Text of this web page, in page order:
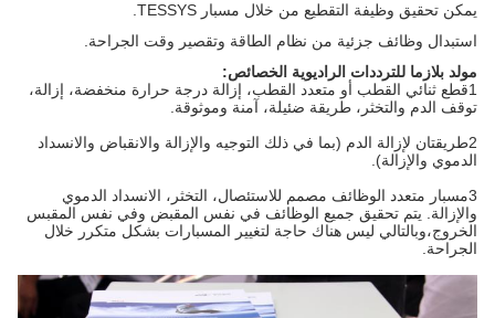
يمكن تحقيق وظيفة التقطيع من خلال مسبار TESSYS.
استبدال وظائف جزئية من نظام الطاقة وتقصير وقت الجراحة.
مولد بلازما للترددات الراديوية الخصائص:
1قطع ثنائي القطب أو متعدد القطب، إزالة درجة حرارة منخفضة، إزالة،
توقف الدم والتخثر، طريقة ضئيلة، آمنة وموثوقة.
2طريقتان لإزالة الدم (بما في ذلك التوجيه والإزالة والانقباض والانسداد
الدموي والإزالة).
3مسبار متعدد الوظائف مصمم للاستئصال، التخثر، الانسداد الدموي
والإزالة. يتم تحقيق جميع الوظائف في نفس المقبض وفي نفس المقبس
الخروج،وبالتالي ليس هناك حاجة لتغيير المسبارات بشكل متكرر خلال
الجراحة.